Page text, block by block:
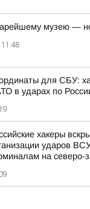
музею —
11:48
для СБУ:
в ударах по
хакеры
ударов
на северо-